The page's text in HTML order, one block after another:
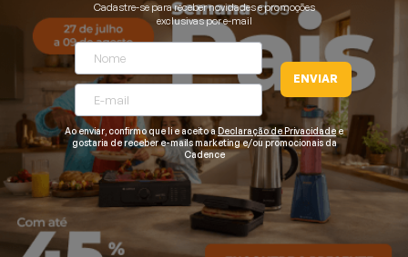
Cadastre-se para receber novidades e promoções
exclusivas por e-mail
ENVIAR
Ao enviar, confirmo que li e aceito a Declaração de Privacidadee
gostaria de receber e-mails marketing e/ou promocionais da
Cadence
Liquidificadores
Grills e Sanduicheiras
Chaleiras Elétricas
Cafeteiras
Fritadeiras
Climatizadores
Ventiladores
Secadores
Cortadores de Cabelo
Pranchas